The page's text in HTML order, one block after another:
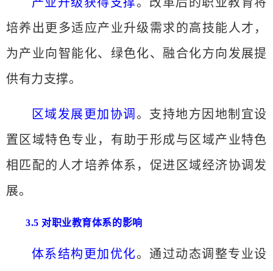
培养出更多适应产业升级需求的高技能人才，
为产业向智能化、绿色化、融合化方向发展提
供有力支撑。
区域发展更加协调 。支持地方因地制宜设
置区域特色专业，有助于形成与区域产业特色
相匹配的人才培养体系，促进区域经济协调发
展。
3.5 对职业教育体系的影响
体系结构更加优化。通过动态调整专业设